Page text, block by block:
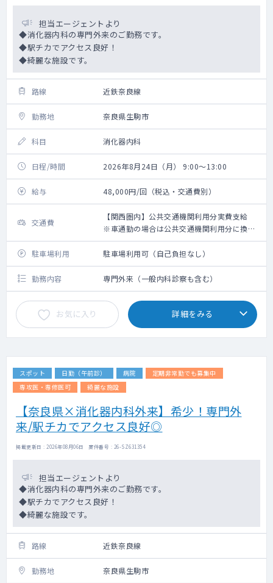
担当エージェントより
◆消化器内科の専門外来のご勤務です。
◆駅チカでアクセス良好！
◆綺麗な施設です。
路線 近鉄奈良線
勤務地 奈良県生駒市
科目 消化器内科
日程/時間 2026年8月24日（月） 9:00～13:00
給与 48,000円/回（税込・交通費別）
交通費
【関西圏内】公共交通機関利用分実費支給
※車通勤の場合は公共交通機関利用分に換算
して支給（高速代は支給無し）【関西圏外】
上限10,000円の支給
駐車場利用 駐車場利用可（自己負担なし）
勤務内容 専門外来（一般内科診察も含む）
お気に入り 詳細をみる
スポット 日勤（午前診） 病院
定期非常勤でも募集中
専攻医・専修医可
綺麗な施設
【奈良県×消化器内科外来】希少！専門外
来/駅チカでアクセス良好◎
掲載更新日 : 2026年08月06日 案件番号 : 26-SZ631354
担当エージェントより
◆消化器内科の専門外来のご勤務です。
◆駅チカでアクセス良好！
◆綺麗な施設です。
路線 近鉄奈良線
勤務地 奈良県生駒市